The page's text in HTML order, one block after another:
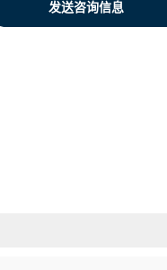
发送咨询信息